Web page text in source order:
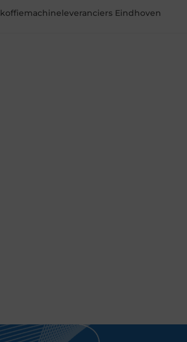
koffiemachineleveranciers Eindhoven